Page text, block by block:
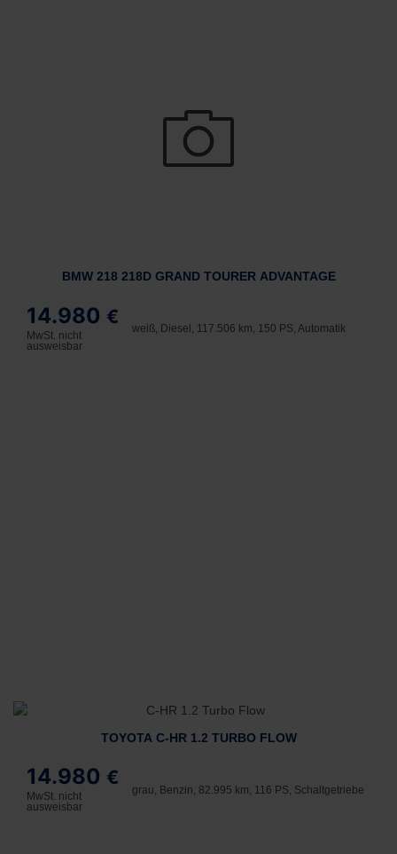
BMW 218 218D GRAND TOURER ADVANTAGE
14.980 €
MwSt. nicht
ausweisbar
weiß, Diesel, 117.506 km, 150 PS, Automatik
TOYOTA C-HR 1.2 TURBO FLOW
14.980 €
MwSt. nicht
ausweisbar
grau, Benzin, 82.995 km, 116 PS, Schaltgetriebe